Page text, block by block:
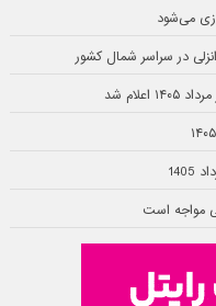
می‌شود
در سراسر شمال کشور
مواجه است